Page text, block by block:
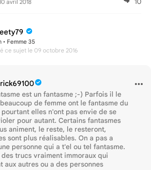
avril 2018
• Femme 35
ce sujet le 09 octobre 2016
est un fantasme ;-) Parfois il le
de femme ont le fantasme du
elles n'ont pas envie de se
pour autant. Certains fantasmes
animent, le reste, le resteront,
sont plus réalisables. On a pas a
personne qui a t'el ou tel fantasme.
trucs vraiment immoraux qui
aux autres ou a des personnes